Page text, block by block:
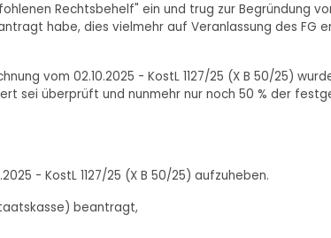
Rechtsbehelf" ein und trug zur Begründung
habe, dies vielmehr auf Veranlassung des FG
vom 02.10.2025 - KostL 1127/25 (X B 50/25)
sei überprüft und nunmehr nur noch 50 % der
- KostL 1127/25 (X B 50/25) aufzuheben.
beantragt,